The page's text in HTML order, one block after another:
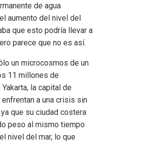
de agua
aumento del nivel del
que esto podría llevar a
parece que no es así.
un microcosmos de un
11 millones de
la capital de
enfrentan a una crisis sin
que su ciudad costera
peso al mismo tiempo
nivel del mar, lo que